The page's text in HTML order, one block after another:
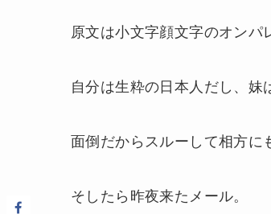
原文は小文字顔文字のオンパ
自分は生粋の日本人だし、妹
面倒だからスルーして相方に
そしたら昨夜来たメール。